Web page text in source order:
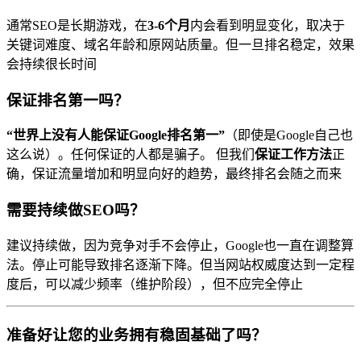
通常SEO是长期游戏，在3-6个月 内会看到明显变化，取决于
关键词难度、域名年龄和原网站质量。但一旦排名稳定，效果
会持续很长时间
保证排名第一吗？
“世界上没有人能保证Google排名第一” （即使是Google自己也
这么说）。任何保证的人都是骗子。 但我们 保证工作方法正
确，保证流量增加和明显向好的趋势，最终排名会随之而来
需要持续做SEO吗？
建议持续做，因为竞争对手不会停止，Google也一直在调整算
法。停止可能导致排名逐渐下降。但当网站权威度达到一定程
度后，可以减少频率（维护阶段），但不应完全停止
准备好让您的业务拥有稳固基础了吗？